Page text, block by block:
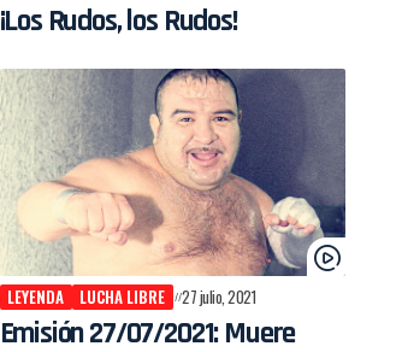
¡Los Rudos, los Rudos!
LEYENDA LUCHA LIBRE 27 julio, 2021
Emisión 27/07/2021: Muere